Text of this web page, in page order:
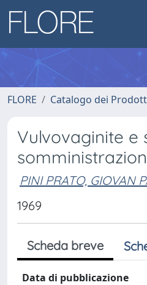
FLORE Catalogo dei
Vulvovaginite e
PINI PRATO, GIOVAN
1969
Scheda breve
Data di pubblicazione